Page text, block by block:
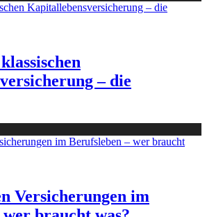
– die
Versicherungen im